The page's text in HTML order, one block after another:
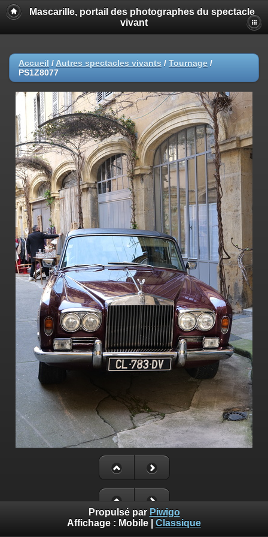
Mascarille, portail des photographes du spectacle
vivant
Accueil / Autres spectacles vivants / Tournage /
PS1Z8077
Propulsé par Piwigo
Affichage : Mobile Classique